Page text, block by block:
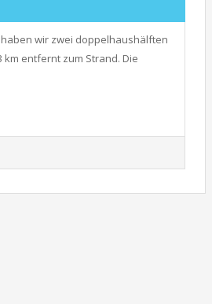
haben wir zwei doppelhaushälften
km entfernt zum Strand. Die